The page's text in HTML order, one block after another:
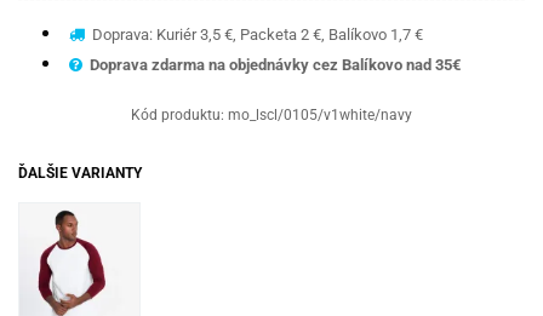
Doprava: Kuriér 3,5 €, Packeta 2 €, Balíkovo 1,7 €
Doprava zdarma na objednávky cez Balíkovo nad 35€
Kód produktu: mo_lscl/0105/v1white/navy
ĎALŠIE VARIANTY